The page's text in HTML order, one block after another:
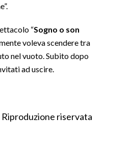
“Sogno o son
voleva scendere tra
nel vuoto. Subito dopo
ad uscire.
riservata